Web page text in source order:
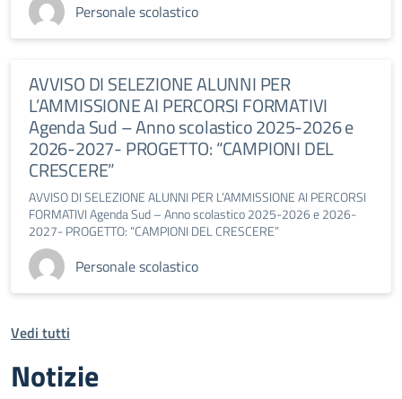
Personale scolastico
AVVISO DI SELEZIONE ALUNNI PER
L’AMMISSIONE AI PERCORSI FORMATIVI
Agenda Sud – Anno scolastico 2025-2026 e
2026-2027- PROGETTO: “CAMPIONI DEL
CRESCERE”
AVVISO DI SELEZIONE ALUNNI PER L’AMMISSIONE AI PERCORSI
FORMATIVI Agenda Sud – Anno scolastico 2025-2026 e 2026-
2027- PROGETTO: “CAMPIONI DEL CRESCERE”
Personale scolastico
Vedi tutti
Notizie